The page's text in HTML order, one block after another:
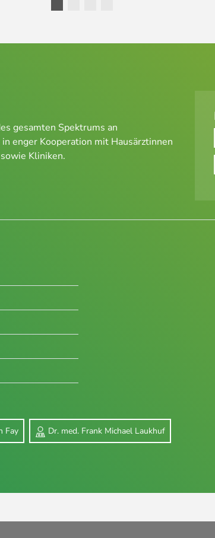
gesamten Spektrums an
enger Kooperation mit Hausärztinnen
Kliniken.
Fay Dr. med. Frank Michael Laukhuf